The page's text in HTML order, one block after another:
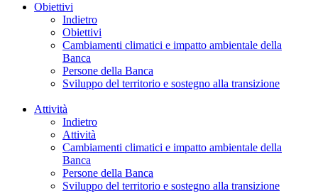
Obiettivi
Indietro
Obiettivi
Cambiamenti climatici e impatto ambientale della
Banca
Persone della Banca
Sviluppo del territorio e sostegno alla transizione
Attività
Indietro
Attività
Cambiamenti climatici e impatto ambientale della
Banca
Persone della Banca
Sviluppo del territorio e sostegno alla transizione